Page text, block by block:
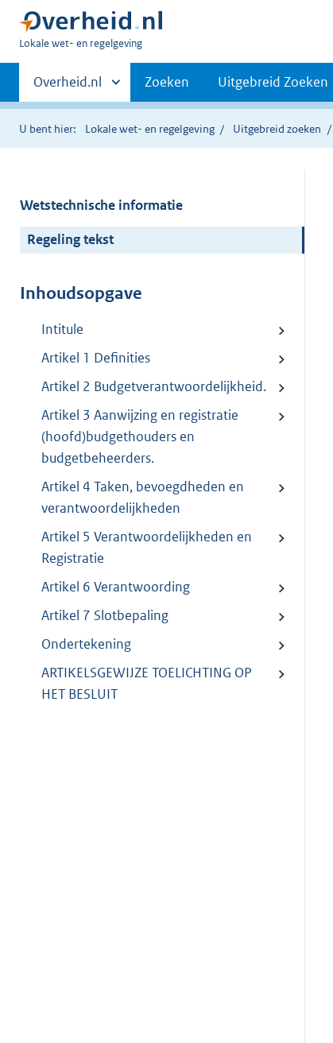
U
hier:
Lokale wet- en regelgeving
Primaire
navigatie
Andere
sites
binnen
Overheid.nl Zoeken Uitgebreid Zoeken
U bent hier: Lokale wet- en regelgeving Uitgebreid zoeken
Wetstechnische informatie
Regeling tekst
Inhoudsopgave
Intitule
Artikel 1 Definities
Artikel 2 Budgetverantwoordelijkheid.
Artikel 3 Aanwijzing en registratie
(hoofd)budgethouders en
budgetbeheerders.
Artikel 4 Taken, bevoegdheden en
verantwoordelijkheden
Artikel 5 Verantwoordelijkheden en
Registratie
Artikel 6 Verantwoording
Artikel 7 Slotbepaling
Ondertekening
ARTIKELSGEWIJZE TOELICHTING OP
HET BESLUIT